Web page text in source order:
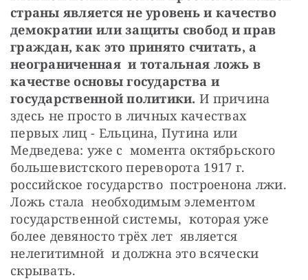
страны является не уровень и качество
демократии или защиты свобод и прав
граждан, как это принято считать, а
неограниченная  и тотальная ложь в
качестве основы государства и
государственной политики. И причина
здесь не просто в личных качествах
первых лиц - Ельцина, Путина или
Медведева: уже с  момента октябрьского
большевистского переворота 1917 г.
российское государство  построенона лжи.
Ложь стала  необходимым элементом
государственной системы,  которая уже
более девяносто трёх лет  является
нелегитимной  и должна это всячески
скрывать.